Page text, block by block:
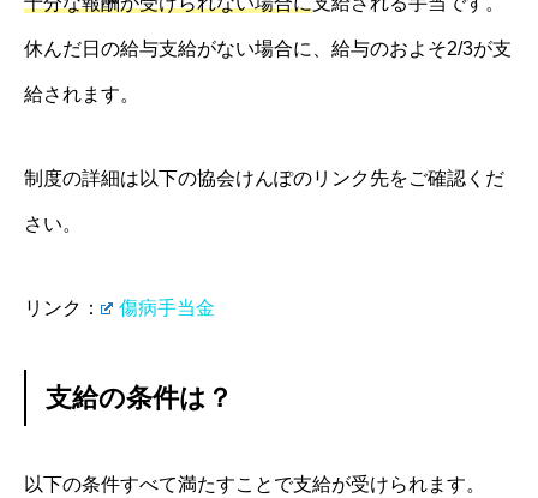
休んだ日の給与支給がない場合に、給与のおよそ2/3が支
給されます。
制度の詳細は以下の協会けんぽのリンク先をご確認くだ
さい。
リンク： 傷病手当金
支給の条件は？
以下の条件すべて満たすことで支給が受けられます。